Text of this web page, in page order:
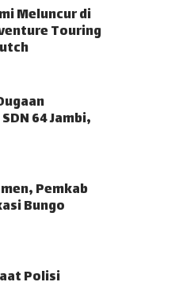
Meluncur di
Touring
64 Jambi,
Pemkab
Bungo